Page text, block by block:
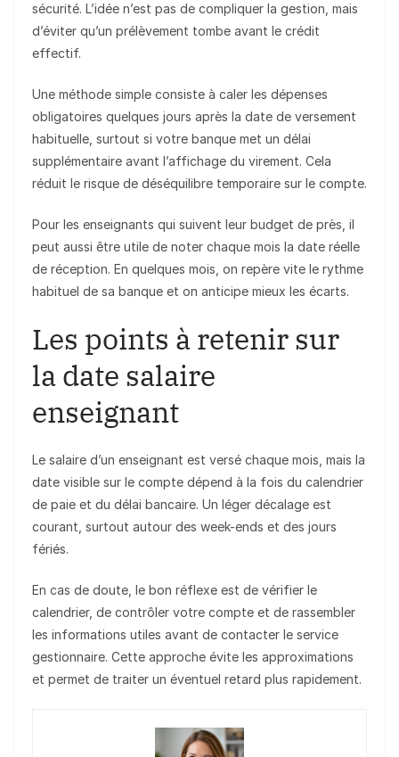
sécurité. L’idée n’est pas de compliquer la gestion, mais
d’éviter qu’un prélèvement tombe avant le crédit
effectif.
Une méthode simple consiste à caler les dépenses
obligatoires quelques jours après la date de versement
habituelle, surtout si votre banque met un délai
supplémentaire avant l’affichage du virement. Cela
réduit le risque de déséquilibre temporaire sur le compte.
Pour les enseignants qui suivent leur budget de près, il
peut aussi être utile de noter chaque mois la date réelle
de réception. En quelques mois, on repère vite le rythme
habituel de sa banque et on anticipe mieux les écarts.
Les points à retenir sur
la date salaire
enseignant
Le salaire d’un enseignant est versé chaque mois, mais la
date visible sur le compte dépend à la fois du calendrier
de paie et du délai bancaire. Un léger décalage est
courant, surtout autour des week-ends et des jours
fériés.
En cas de doute, le bon réflexe est de vérifier le
calendrier, de contrôler votre compte et de rassembler
les informations utiles avant de contacter le service
gestionnaire. Cette approche évite les approximations
et permet de traiter un éventuel retard plus rapidement.